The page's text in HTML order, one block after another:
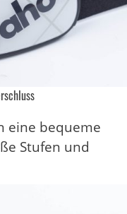
eine bequeme
Stufen und